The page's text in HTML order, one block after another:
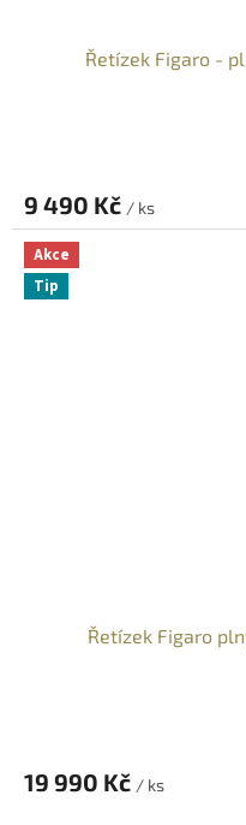
Řetízek Figaro -
9 490 Kč / ks
Akce
Tip
Řetízek Figaro
19 990 Kč / ks